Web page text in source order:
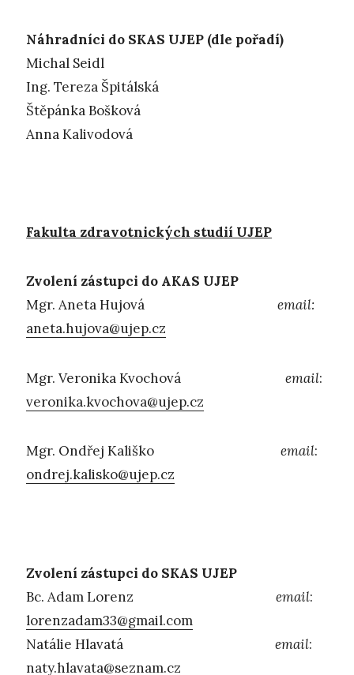
Náhradníci do SKAS UJEP (dle pořadí)
Michal Seidl
Ing. Tereza Špitálská
Štěpánka Bošková
Anna Kalivodová
Fakulta zdravotnických studií UJEP
Zvolení zástupci do AKAS UJEP
Mgr. Aneta Hujová email:
aneta.hujova@ujep.cz
Mgr. Veronika Kvochová email:
veronika.kvochova@ujep.cz
Mgr. Ondřej Kališko email:
ondrej.kalisko@ujep.cz
Zvolení zástupci do SKAS UJEP
Bc. Adam Lorenz email:
lorenzadam33@gmail.com
Natálie Hlavatá email:
naty.hlavata@seznam.cz